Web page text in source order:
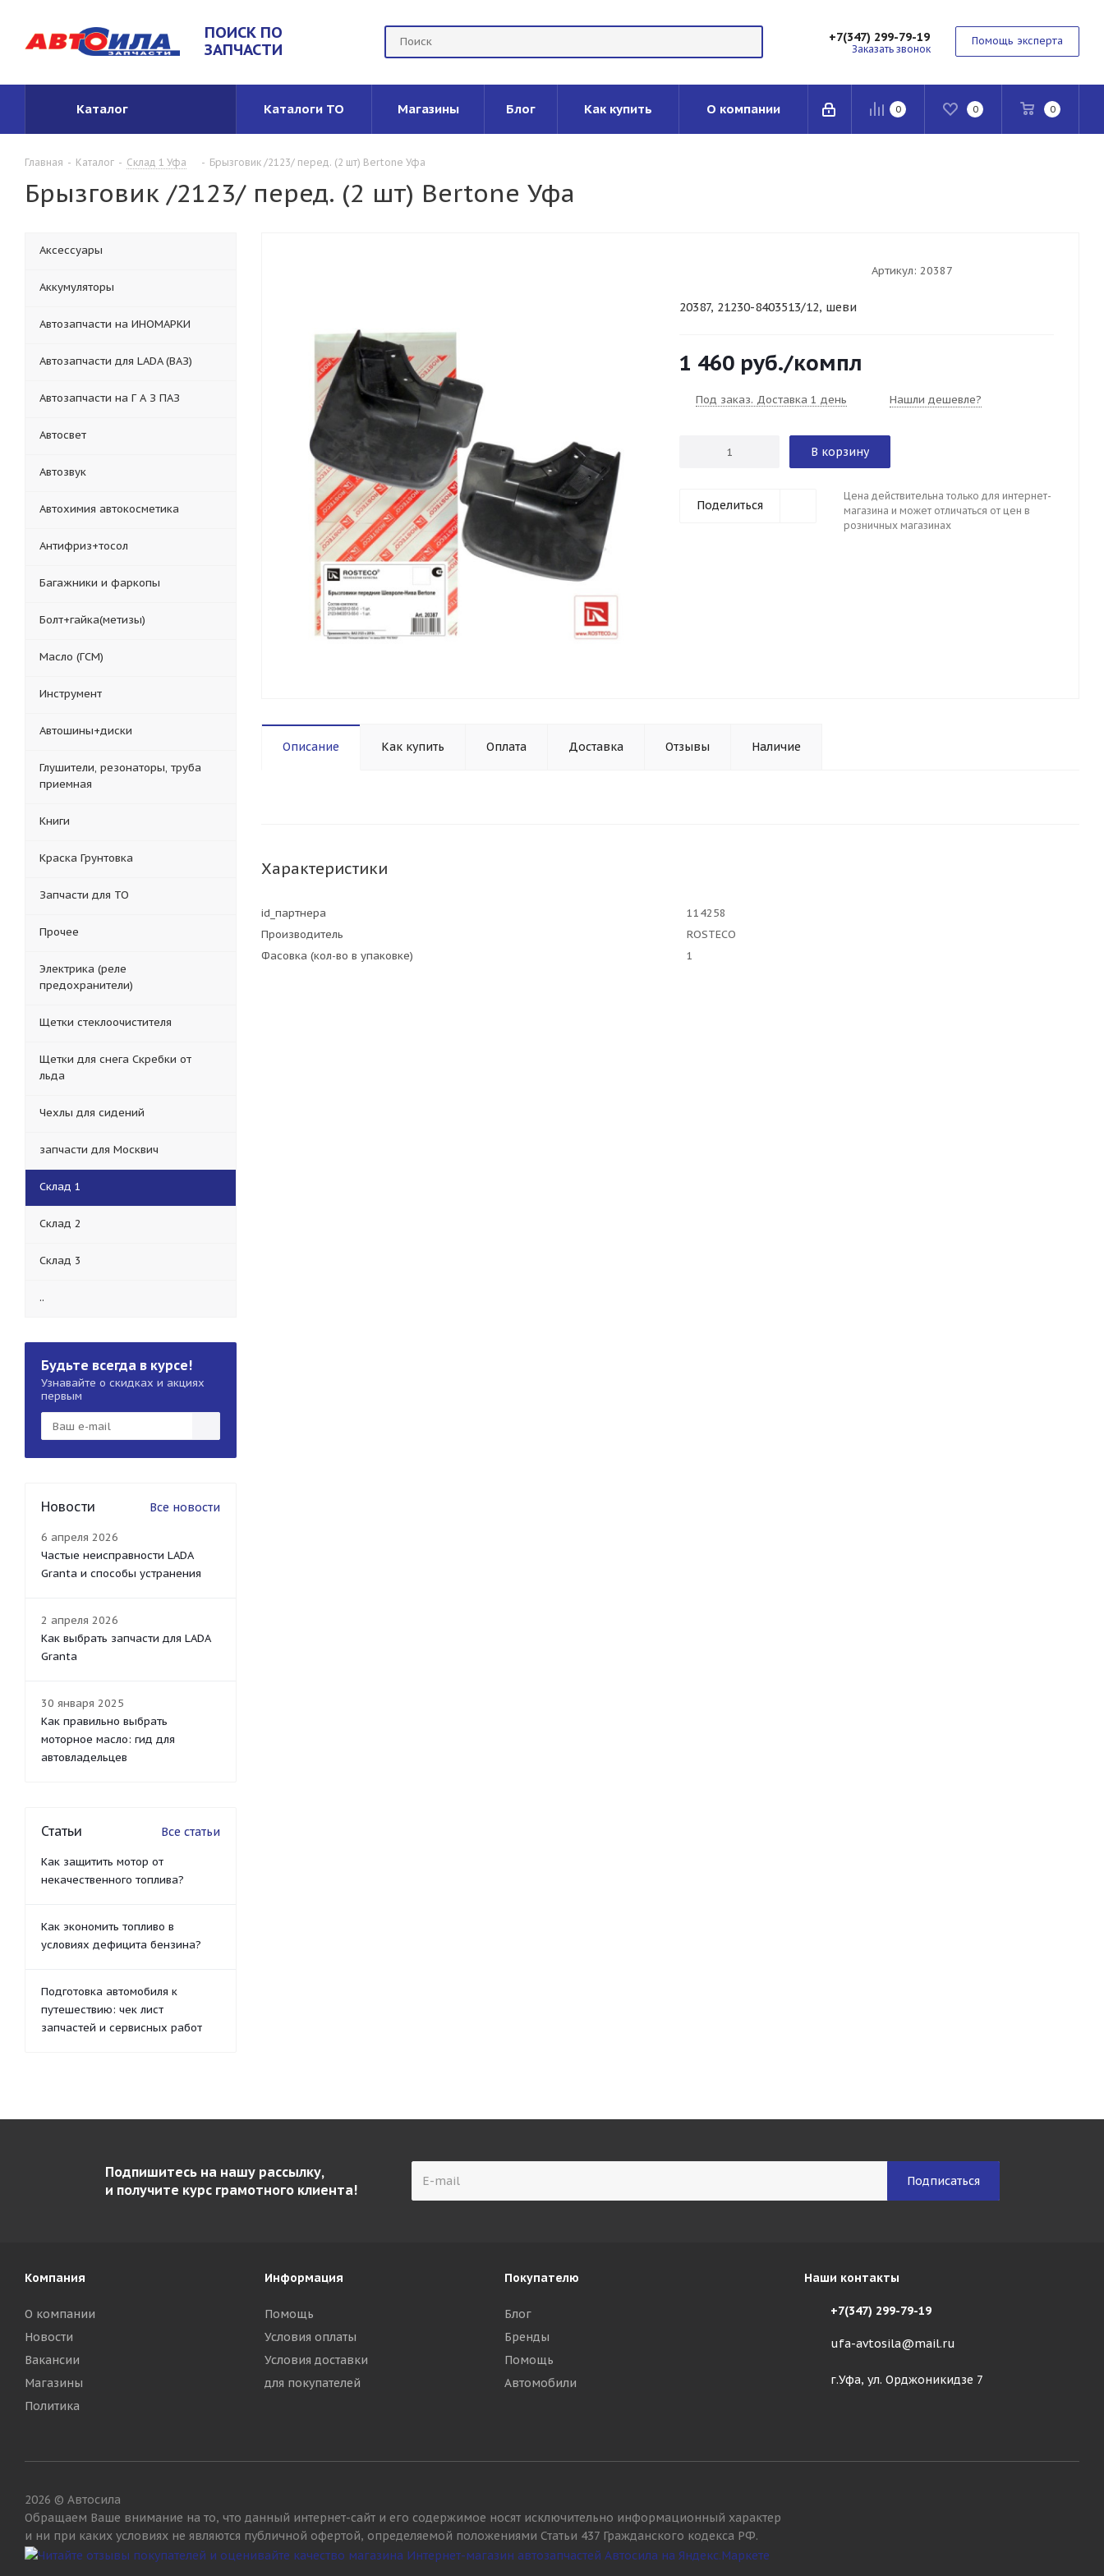
ПОИСК ПО
ЗАПЧАСТИ
+7(347) 299-79-19
Заказать звонок
Помощь эксперта
0 0 0
Каталог Каталоги ТО Магазины Блог Как купить О компании
Главная - Каталог - Склад 1 Уфа - Брызговик /2123/ перед. (2 шт) Bertone Уфа
Брызговик /2123/ перед. (2 шт) Bertone Уфа
Артикул: 20387
20387, 21230-8403513/12, шеви
1 460 руб./компл
Под заказ. Доставка 1 день Нашли дешевле?
В корзину
Поделиться
Цена действительна только для интернет-
магазина и может отличаться от цен в
розничных магазинах
Описание Как купить Оплата Доставка Отзывы Наличие
Характеристики
id_партнера
114258
Производитель
ROSTECO
Фасовка (кол-во в упаковке)
1
Аксессуары
Аккумуляторы
Автозапчасти на ИНОМАРКИ
Автозапчасти для LADA (ВАЗ)
Автозапчасти на Г А З ПАЗ
Автосвет
Автозвук
Автохимия автокосметика
Антифриз+тосол
Багажники и фаркопы
Болт+гайка(метизы)
Масло (ГСМ)
Инструмент
Автошины+диски
Глушители, резонаторы, труба
приемная
Книги
Краска Грунтовка
Запчасти для ТО
Прочее
Электрика (реле
предохранители)
Щетки стеклоочистителя
Щетки для снега Скребки от
льда
Чехлы для сидений
запчасти для Москвич
Склад 1
Склад 2
Склад 3
..
Будьте всегда в курсе!
Узнавайте о скидках и акциях
первым
Новости Все новости
6 апреля 2026
Частые неисправности LADA
Granta и способы устранения
2 апреля 2026
Как выбрать запчасти для LADA
Granta
30 января 2025
Как правильно выбрать
моторное масло: гид для
автовладельцев
Статьи Все статьи
Как защитить мотор от
некачественного топлива?
Как экономить топливо в
условиях дефицита бензина?
Подготовка автомобиля к
путешествию: чек лист
запчастей и сервисных работ
Подпишитесь на нашу рассылку,
и получите курс грамотного клиента!
Компания
О компании
Новости
Вакансии
Магазины
Политика
Информация
Помощь
Условия оплаты
Условия доставки
для покупателей
Покупателю
Блог
Бренды
Помощь
Автомобили
Наши контакты
+7(347) 299-79-19
ufa-avtosila@mail.ru
г.Уфа, ул. Орджоникидзе 7
2026 © Автосила
Обращаем Ваше внимание на то, что данный интернет-сайт и его содержимое носят исключительно информационный характер
и ни при каких условиях не являются публичной офертой, определяемой положениями Статьи 437 Гражданского кодекса РФ.